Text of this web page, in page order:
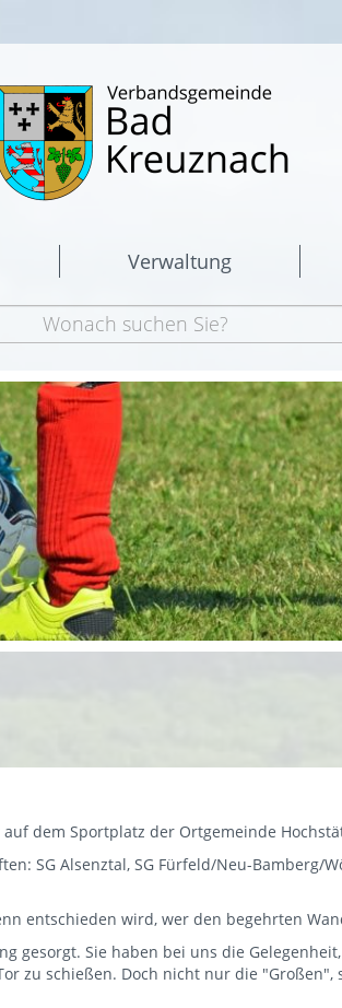
Verwaltung
dem Sportplatz der Ortgemeinde
SG Alsenztal, SG Fürfeld/Neu-Bamberg/
entschieden wird, wer den begehrten
gesorgt. Sie haben bei uns die
zu schießen. Doch nicht nur die